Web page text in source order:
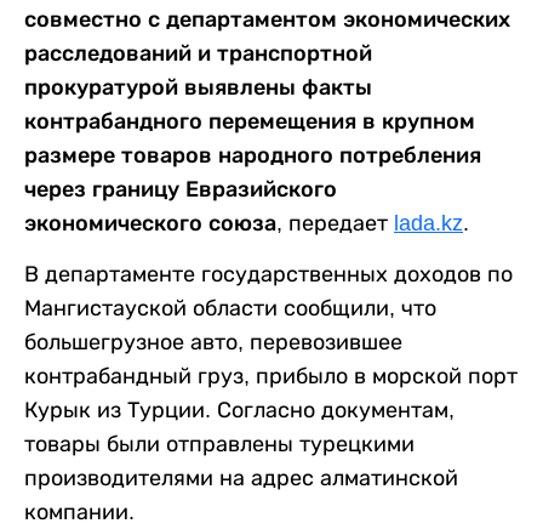
совместно с департаментом экономических
расследований и транспортной
прокуратурой выявлены факты
контрабандного перемещения в крупном
размере товаров народного потребления
через границу Евразийского
экономического союза, передает lada.kz.
В департаменте государственных доходов по
Мангистауской области сообщили, что
большегрузное авто, перевозившее
контрабандный груз, прибыло в морской порт
Курык из Турции. Согласно документам,
товары были отправлены турецкими
производителями на адрес алматинской
компании.